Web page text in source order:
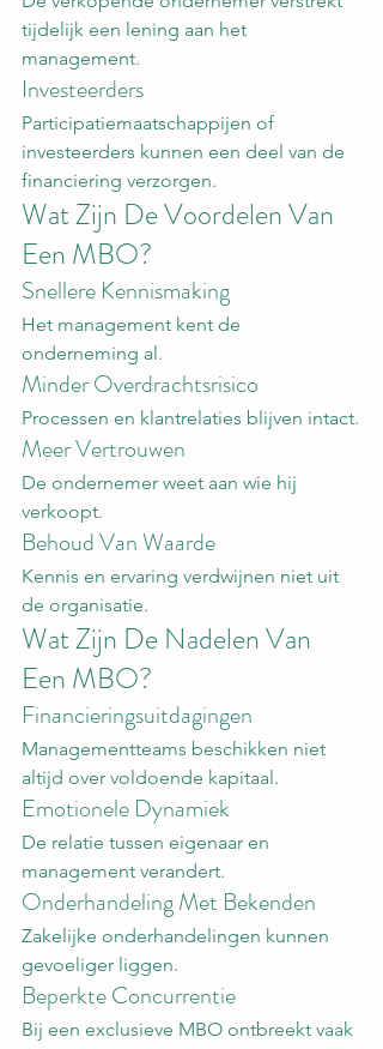
tijdelijk een lening aan het
management.
Investeerders
Participatiemaatschappijen of
investeerders kunnen een deel van de
financiering verzorgen.
Wat Zijn De Voordelen Van
Een MBO?
Snellere Kennismaking
Het management kent de
onderneming al.
Minder Overdrachtsrisico
Processen en klantrelaties blijven intact.
Meer Vertrouwen
De ondernemer weet aan wie hij
verkoopt.
Behoud Van Waarde
Kennis en ervaring verdwijnen niet uit
de organisatie.
Wat Zijn De Nadelen Van
Een MBO?
Financieringsuitdagingen
Managementteams beschikken niet
altijd over voldoende kapitaal.
Emotionele Dynamiek
De relatie tussen eigenaar en
management verandert.
Onderhandeling Met Bekenden
Zakelijke onderhandelingen kunnen
gevoeliger liggen.
Beperkte Concurrentie
Bij een exclusieve MBO ontbreekt vaak